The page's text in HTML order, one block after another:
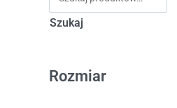
Szukaj
Rozmiar